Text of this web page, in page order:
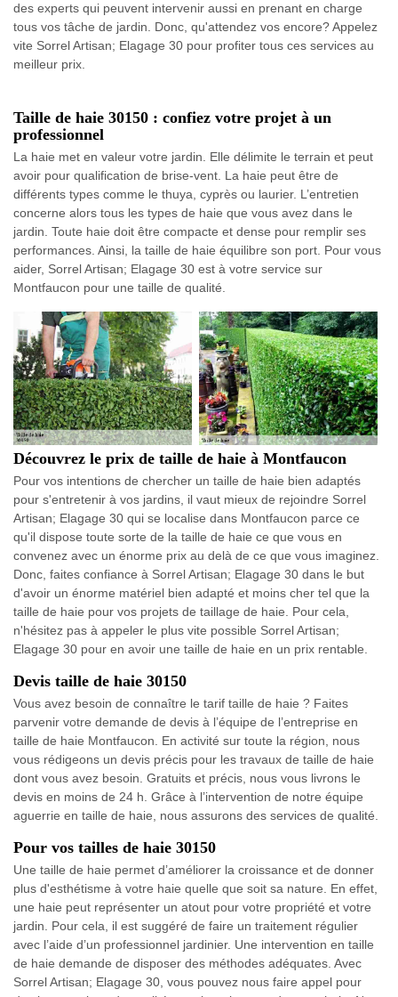
des experts qui peuvent intervenir aussi en prenant en charge
tous vos tâche de jardin. Donc, qu'attendez vos encore? Appelez
vite Sorrel Artisan; Elagage 30 pour profiter tous ces services au
meilleur prix.
Taille de haie 30150 : confiez votre projet à un
professionnel
La haie met en valeur votre jardin. Elle délimite le terrain et peut
avoir pour qualification de brise-vent. La haie peut être de
différents types comme le thuya, cyprès ou laurier. L’entretien
concerne alors tous les types de haie que vous avez dans le
jardin. Toute haie doit être compacte et dense pour remplir ses
performances. Ainsi, la taille de haie équilibre son port. Pour vous
aider, Sorrel Artisan; Elagage 30 est à votre service sur
Montfaucon pour une taille de qualité.
Découvrez le prix de taille de haie à Montfaucon
Pour vos intentions de chercher un taille de haie bien adaptés
pour s'entretenir à vos jardins, il vaut mieux de rejoindre Sorrel
Artisan; Elagage 30 qui se localise dans Montfaucon parce ce
qu'il dispose toute sorte de la taille de haie ce que vous en
convenez avec un énorme prix au delà de ce que vous imaginez.
Donc, faites confiance à Sorrel Artisan; Elagage 30 dans le but
d'avoir un énorme matériel bien adapté et moins cher tel que la
taille de haie pour vos projets de taillage de haie. Pour cela,
n'hésitez pas à appeler le plus vite possible Sorrel Artisan;
Elagage 30 pour en avoir une taille de haie en un prix rentable.
Devis taille de haie 30150
Vous avez besoin de connaître le tarif taille de haie ? Faites
parvenir votre demande de devis à l’équipe de l’entreprise en
taille de haie Montfaucon. En activité sur toute la région, nous
vous rédigeons un devis précis pour les travaux de taille de haie
dont vous avez besoin. Gratuits et précis, nous vous livrons le
devis en moins de 24 h. Grâce à l’intervention de notre équipe
aguerrie en taille de haie, nous assurons des services de qualité.
Pour vos tailles de haie 30150
Une taille de haie permet d’améliorer la croissance et de donner
plus d'esthétisme à votre haie quelle que soit sa nature. En effet,
une haie peut représenter un atout pour votre propriété et votre
jardin. Pour cela, il est suggéré de faire un traitement régulier
avec l’aide d’un professionnel jardinier. Une intervention en taille
de haie demande de disposer des méthodes adéquates. Avec
Sorrel Artisan; Elagage 30, vous pouvez nous faire appel pour